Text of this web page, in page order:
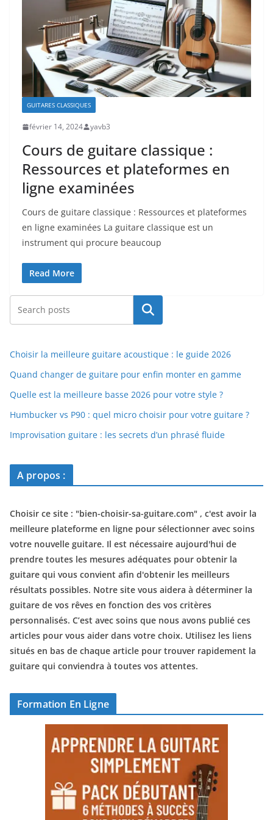
GUITARES CLASSIQUES
février 14, 2024 yavb3
Cours de guitare classique :
Ressources et plateformes en
ligne examinées
Cours de guitare ⁤classique : Ressources et plateformes
en ligne examinées La guitare classique est un
instrument qui procure beaucoup
Read More
Rechercher
Choisir la meilleure guitare acoustique : le guide 2026
Quand changer de guitare pour enfin monter en gamme
Quelle est la meilleure basse 2026 pour votre style ?
Humbucker vs P90 : quel micro choisir pour votre guitare ?
Improvisation guitare : les secrets d’un phrasé fluide
A propos :
Choisir ce site : "bien-choisir-sa-guitare.com" , c'est avoir la
meilleure plateforme en ligne pour sélectionner avec soins
votre nouvelle guitare. Il est nécessaire aujourd'hui de
prendre toutes les mesures adéquates pour obtenir la
guitare qui vous convient afin d'obtenir les meilleurs
résultats possibles. Notre site vous aidera à déterminer la
guitare de vos rêves en fonction des vos critères
personnalisés. C’est avec soins que nous avons publié ces
articles pour vous aider dans votre choix. Utilisez les liens
situés en bas de chaque article pour trouver rapidement la
guitare qui conviendra à toutes vos attentes.
Formation En Ligne